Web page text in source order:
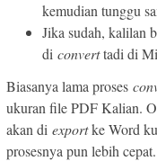
kemudian tunggu
Jika sudah, kalilan
di converttadi di
Biasanya lama proses
ukuran file PDF Kalian.
akan di exportke Word
prosesnya pun lebih